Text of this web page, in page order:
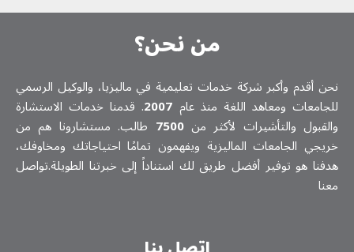
من نحن؟
نحن أقدم وأكبر شركة خدمات تعلیمیة في ماليزيا، والوكيل الرسمي
للجامعات ومعاهد اللغة منذ عام 2007. قدمنا خدمات الاستشارة
والقبول والتأشيرات لأكثر من7500 طالب. مستشارونا هم من
خريجي الجامعات الماليزية ويفهمون تمامًا احتياجاتك ومخاوفك،
هدفنا هو توفير أفضل طريق لك استناداً إلى خبرتنا الطويلة.تواصل
معنا